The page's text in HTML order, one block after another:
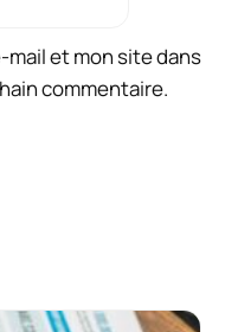
mail et mon site dans
commentaire.